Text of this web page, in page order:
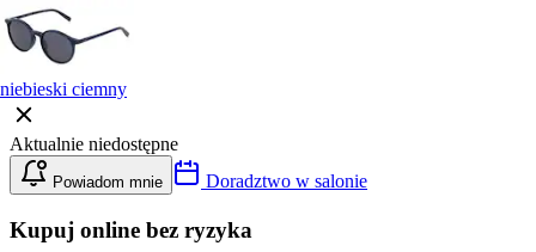
niebieski ciemny
Aktualnie niedostępne
Powiadom mnie Doradztwo w salonie
Kupuj online bez ryzyka